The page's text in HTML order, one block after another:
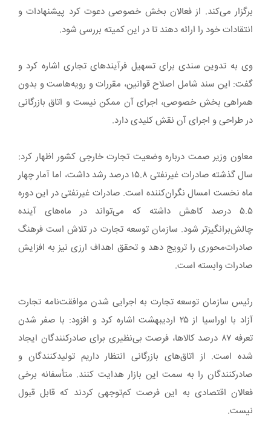
برگزار می‌کند. از فعالان بخش خصوصی دعوت کرد پیشنهادات و
انتقادات خود را ارائه دهند تا در این کمیته بررسی شود.
وی به تدوین سندی برای تسهیل فرآیندهای تجاری اشاره کرد و
گفت: این سند شامل اصلاح قوانین، مقررات و رویه‌هاست و بدون
همراهی بخش خصوصی، اجرای آن ممکن نیست و اتاق بازرگانی
در طراحی و اجرای آن نقش کلیدی دارد.
معاون وزیر صمت درباره وضعیت تجارت خارجی کشور اظهار کرد:
سال گذشته صادرات غیرنفتی ۱۵.۸ درصد رشد داشت، اما آمار چهار
ماه نخست امسال نگران‌کننده است. صادرات غیرنفتی در این دوره
۵.۵ درصد کاهش داشته که می‌تواند در ماه‌های آینده
چالش‌برانگیزتر شود. سازمان توسعه تجارت در تلاش است فرهنگ
صادرات‌محوری را ترویج دهد و تحقق اهداف ارزی نیز به افزایش
صادرات وابسته است.
رئیس سازمان توسعه تجارت به اجرایی شدن موافقت‌نامه تجارت
آزاد با اوراسیا از ۲۵ اردیبهشت اشاره کرد و افزود: با صفر شدن
تعرفه ۸۷ درصد کالاها، فرصت بی‌نظیری برای صادرکنندگان ایجاد
شده است. از اتاق‌های بازرگانی انتظار داریم تولیدکنندگان و
صادرکنندگان را به سمت این بازار هدایت کنند. متأسفانه برخی
فعالان اقتصادی به این فرصت کم‌توجهی کردند که قابل قبول
نیست.